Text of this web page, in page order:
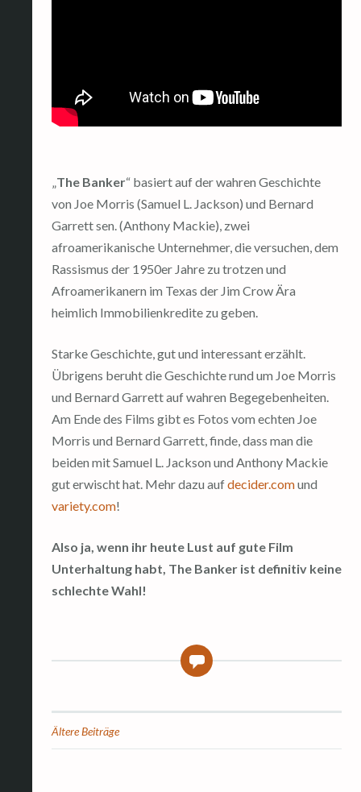
„The Banker“ basiert auf der wahren Geschichte
von Joe Morris (Samuel L. Jackson) und Bernard
Garrett sen. (Anthony Mackie), zwei
afroamerikanische Unternehmer, die versuchen, dem
Rassismus der 1950er Jahre zu trotzen und
Afroamerikanern im Texas der Jim Crow Ära
heimlich Immobilienkredite zu geben.
Starke Geschichte, gut und interessant erzählt.
Übrigens beruht die Geschichte rund um Joe Morris
und Bernard Garrett auf wahren Begegebenheiten.
Am Ende des Films gibt es Fotos vom echten Joe
Morris und Bernard Garrett, finde, dass man die
beiden mit Samuel L. Jackson und Anthony Mackie
gut erwischt hat. Mehr dazu aufdecider.comund
variety.com!
Also ja, wenn ihr heute Lust auf gute Film
Unterhaltung habt, The Banker ist definitiv keine
schlechte Wahl!
0
Beitragsnavigation
Ältere Beiträge